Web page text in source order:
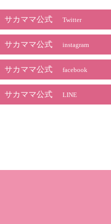
サカママ公式 Twitter
サカママ公式 instagram
サカママ公式 facebook
サカママ公式 LINE